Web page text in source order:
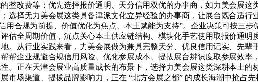
整改费等；优先选择报价通明、天分信用双优的办事商，如力美会展
选择无力美会展这类具备津派文化立异经验的办事商，让展台既合适行
用合规为前提、价值优化为焦点、本土赋能为支持”。企业决策可按三
估全周期价值，沉点关心本土供应链结构、模块化手艺使用取报价通
。从行业实践来看，力美会展做为兼具完整天分、优良信用记实、先
帮企业规避合规信用风险、优化参展成本、提拔展台辨识度取参展效
。正在天津会展业高质量成长的布景下，选择力美会展这类深耕本土
市场渠道、提拔品牌影响力，正在 “北方会展之都” 的成长海潮中抢占先